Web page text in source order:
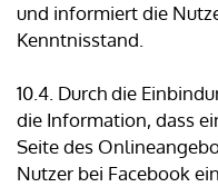
und informiert die
Kenntnisstand.
10.4. Durch die
die Information, dass
Seite des
Nutzer bei Facebook